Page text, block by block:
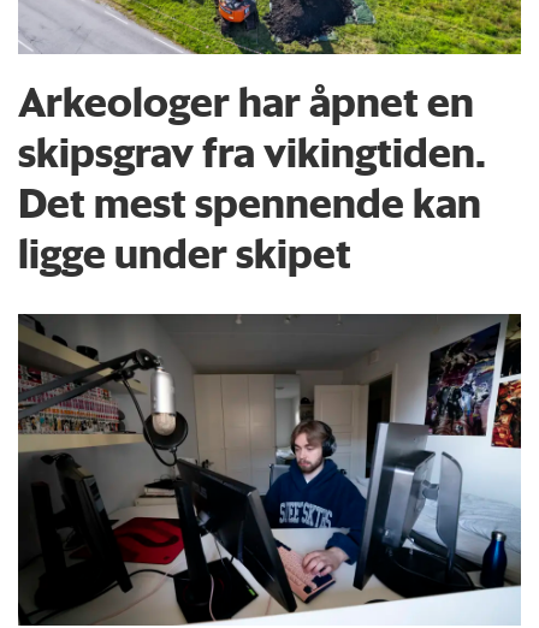
Arkeologer har åpnet en
skipsgrav fra vikingtiden.
Det mest spennende kan
ligge under skipet